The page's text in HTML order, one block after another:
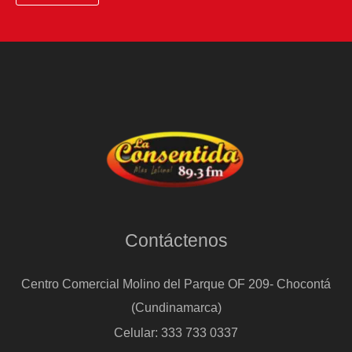
Contáctenos
Centro Comercial Molino del Parque OF 209- Chocontá
(Cundinamarca)
Celular: 333 733 0337